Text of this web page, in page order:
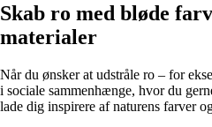
Skab ro med bløde
materialer
Når du ønsker at udstråle ro – for
i sociale sammenhænge, hvor du
lade dig inspirere af naturens farver